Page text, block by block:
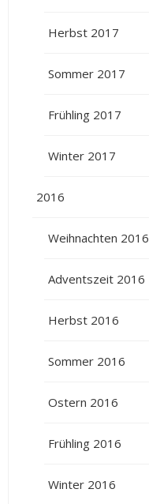
Herbst 2017
Sommer 2017
Frühling 2017
Winter 2017
2016
Weihnachten 2016
Adventszeit 2016
Herbst 2016
Sommer 2016
Ostern 2016
Frühling 2016
Winter 2016